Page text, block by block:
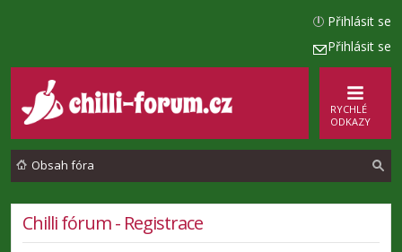
Přihlásit se
Přihlásit se
RYCHLÉ
ODKAZY
Obsah fóra
Chilli fórum - Registrace